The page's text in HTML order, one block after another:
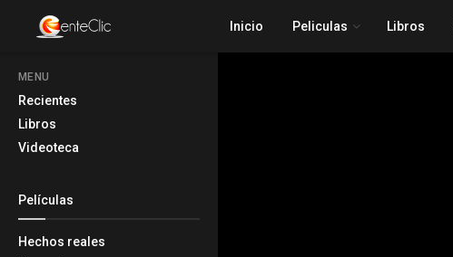
MENU
Recientes
Libros
Videoteca
Películas
Hechos reales
Inicio Peliculas Libros